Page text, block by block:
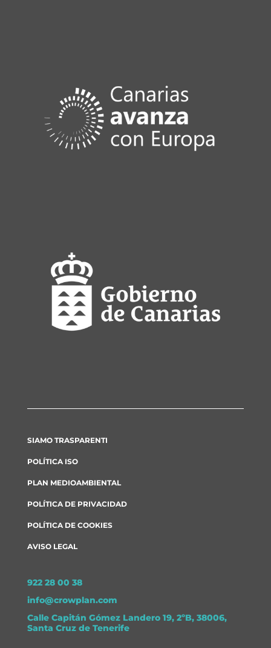
SIAMO TRASPARENTI
POLÍTICA ISO
PLAN MEDIOAMBIENTAL
POLÍTICA DE PRIVACIDAD
POLÍTICA DE COOKIES
AVISO LEGAL
922 28 00 38
info@crowplan.com
Calle Capitán Gómez Landero 19, 2ºB, 38006,
Santa Cruz de Tenerife